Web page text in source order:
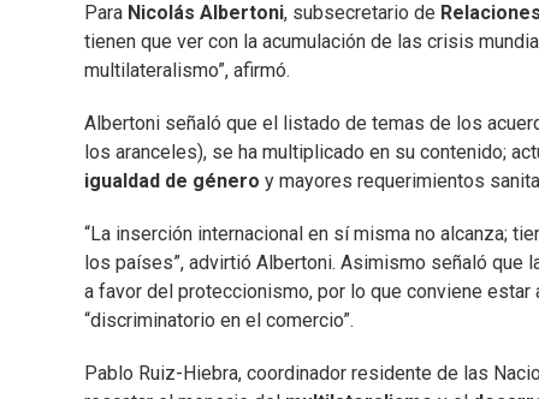
Para Nicolás Albertoni, subsecretario de
tienen que ver con la acumulación de las crisis
multilateralismo”, afirmó.
Albertoni señaló que el listado de temas de los
los aranceles), se ha multiplicado en su contenido;
igualdad de género y mayores requerimientos
“La inserción internacional en sí misma no alcanza;
los países”, advirtió Albertoni. Asimismo señaló
a favor del proteccionismo, por lo que conviene
“discriminatorio en el comercio”.
Pablo Ruiz-Hiebra, coordinador residente de las